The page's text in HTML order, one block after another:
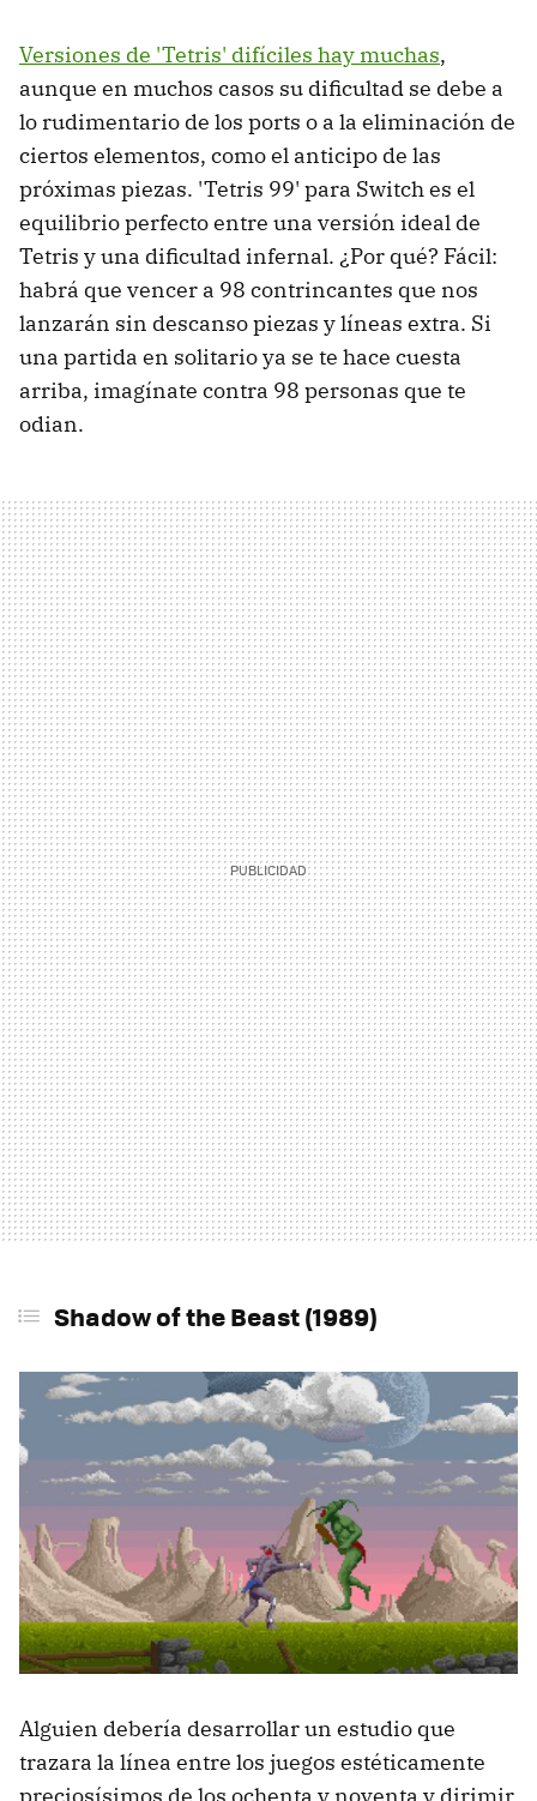
Versiones de 'Tetris' difíciles hay muchas,
aunque en muchos casos su dificultad se debe a
lo rudimentario de los ports o a la eliminación de
ciertos elementos, como el anticipo de las
próximas piezas. 'Tetris 99' para Switch es el
equilibrio perfecto entre una versión ideal de
Tetris y una dificultad infernal. ¿Por qué? Fácil:
habrá que vencer a 98 contrincantes que nos
lanzarán sin descanso piezas y líneas extra. Si
una partida en solitario ya se te hace cuesta
arriba, imagínate contra 98 personas que te
odian.
Shadow of the Beast (1989)
Alguien debería desarrollar un estudio que
trazara la línea entre los juegos estéticamente